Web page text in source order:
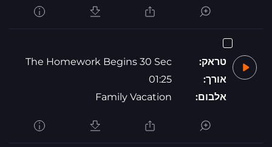
טראק:
The Homework Begins 30 Sec
אורך:
01:25
אלבום:
Family Vacation